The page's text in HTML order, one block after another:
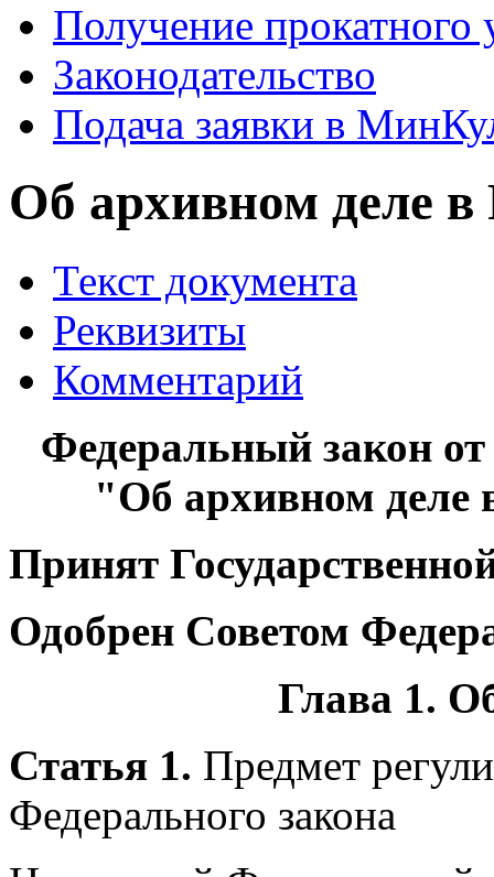
Получение прокатного
Законодательство
Подача заявки в
Об архивном деле
Текст документа
Реквизиты
Комментарий
Федеральный закон
"Об архивном деле
Принят
Одобрен Советом
Глава 1.
Статья 1. Предмет
Федерального закона